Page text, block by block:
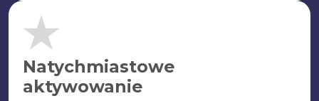
Natychmiastowe
aktywowanie